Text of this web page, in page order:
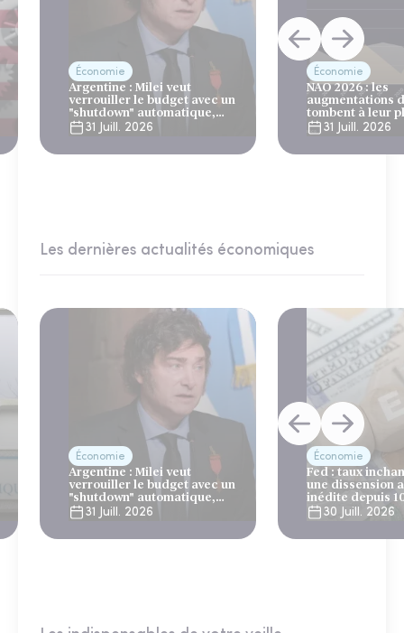
Économie
Argentine : Milei veut
verrouiller le budget avec un
"shutdown" automatique,
sous le regard bienveillant
du FMI
31 Juill. 2026
Économie
NAO 2026 : les
augmentations
tombent à leur
niveau depuis 4
31 Juill. 2026
Les dernières actualités économiques
Économie
Argentine : Milei veut
verrouiller le budget avec un
"shutdown" automatique,
sous le regard bienveillant
du FMI
31 Juill. 2026
Économie
Fed : taux
une dissension
inédite depuis
30 Juill. 2026